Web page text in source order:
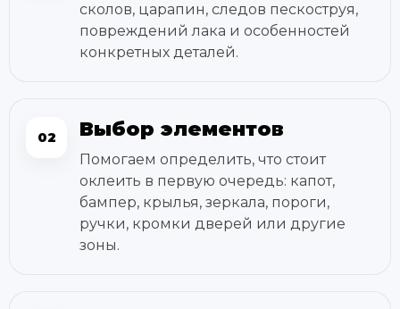
сколов, царапин, следов пескоструя,
повреждений лака и особенностей
конкретных деталей.
02 Выбор элементов
Помогаем определить, что стоит
оклеить в первую очередь: капот,
бампер, крылья, зеркала, пороги,
ручки, кромки дверей или другие
зоны.